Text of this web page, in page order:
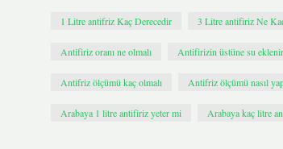
1 Litre antifriz Kaç Derecedir 3 Litre antifiriz Ne
Antifiriz oranı ne olmalı Antifirizin üstüne su
Antifriz ölçümü kaç olmalı Antifriz ölçümü nasıl
Arabaya 1 litre antifiriz yeter mi Arabaya kaç litre